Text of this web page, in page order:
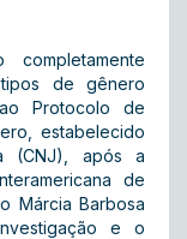
de gênero
Protocolo de
estabelecido
(CNJ), após a
de
Márcia Barbosa
e o